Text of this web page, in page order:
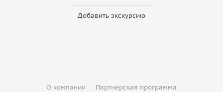
Добавить экскурсию
О компании
Партнерская программа